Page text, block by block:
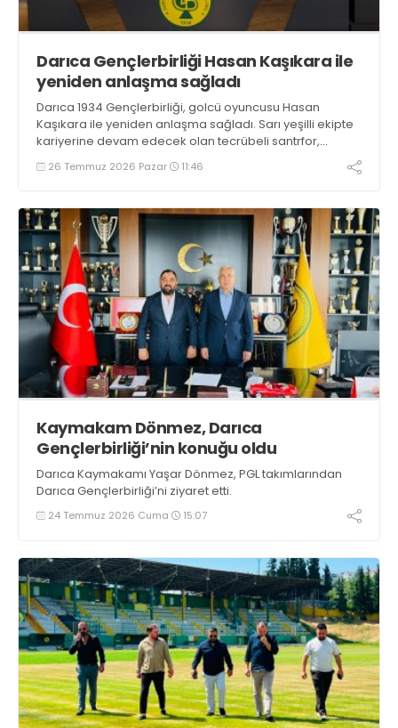
Darıca Gençlerbirliği Hasan Kaşıkara ile
yeniden anlaşma sağladı
Darıca 1934 Gençlerbirliği, golcü oyuncusu Hasan
Kaşıkara ile yeniden anlaşma sağladı. Sarı yeşilli ekipte
kariyerine devam edecek olan tecrübeli santrfor,
geçtiğimiz sezon takımın hücum hattında önemli bir rol
üstlendi.
26 Temmuz 2026 Pazar 11:46
Kaymakam Dönmez, Darıca
Gençlerbirliği’nin konuğu oldu
Darıca Kaymakamı Yaşar Dönmez, PGL takımlarından
Darıca Gençlerbirliği’ni ziyaret etti.
24 Temmuz 2026 Cuma 15:07